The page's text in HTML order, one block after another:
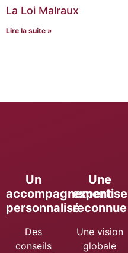
La Loi Malraux
Lire la suite »
Un
accompagnement
personnalisé
Des
conseils
Une
expertise
reconnue
Une vision
globale